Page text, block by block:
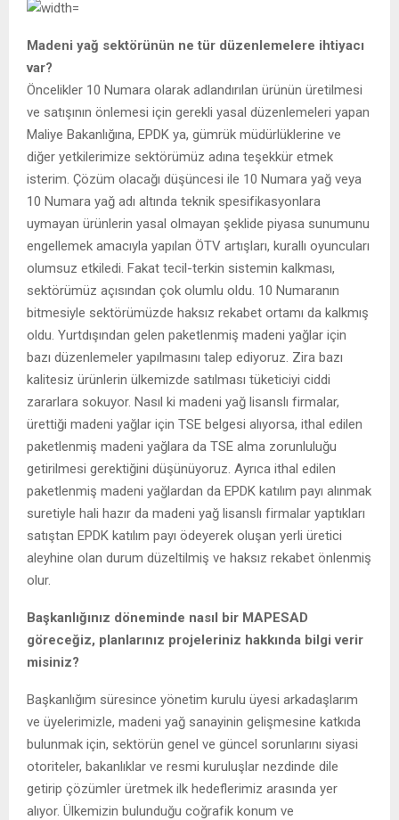
Madeni yağ sektörünün ne tür düzenlemelere ihtiyacı
var?
Öncelikler 10 Numara olarak adlandırılan ürünün üretilmesi
ve satışının önlemesi için gerekli yasal düzenlemeleri yapan
Maliye Bakanlığına, EPDK ya, gümrük müdürlüklerine ve
diğer yetkilerimize sektörümüz adına teşekkür etmek
isterim. Çözüm olacağı düşüncesi ile 10 Numara yağ veya
10 Numara yağ adı altında teknik spesifikasyonlara
uymayan ürünlerin yasal olmayan şeklide piyasa sunumunu
engellemek amacıyla yapılan ÖTV artışları, kurallı oyuncuları
olumsuz etkiledi. Fakat tecil-terkin sistemin kalkması,
sektörümüz açısından çok olumlu oldu. 10 Numaranın
bitmesiyle sektörümüzde haksız rekabet ortamı da kalkmış
oldu. Yurtdışından gelen paketlenmiş madeni yağlar için
bazı düzenlemeler yapılmasını talep ediyoruz. Zira bazı
kalitesiz ürünlerin ülkemizde satılması tüketiciyi ciddi
zararlara sokuyor. Nasıl ki madeni yağ lisanslı firmalar,
ürettiği madeni yağlar için TSE belgesi alıyorsa, ithal edilen
paketlenmiş madeni yağlara da TSE alma zorunluluğu
getirilmesi gerektiğini düşünüyoruz. Ayrıca ithal edilen
paketlenmiş madeni yağlardan da EPDK katılım payı alınmak
suretiyle hali hazır da madeni yağ lisanslı firmalar yaptıkları
satıştan EPDK katılım payı ödeyerek oluşan yerli üretici
aleyhine olan durum düzeltilmiş ve haksız rekabet önlenmiş
olur.
Başkanlığınız döneminde nasıl bir MAPESAD
göreceğiz, planlarınız projeleriniz hakkında bilgi verir
misiniz?
Başkanlığım süresince yönetim kurulu üyesi arkadaşlarım
ve üyelerimizle, madeni yağ sanayinin gelişmesine katkıda
bulunmak için, sektörün genel ve güncel sorunlarını siyasi
otoriteler, bakanlıklar ve resmi kuruluşlar nezdinde dile
getirip çözümler üretmek ilk hedeflerimiz arasında yer
alıyor. Ülkemizin bulunduğu coğrafik konum ve